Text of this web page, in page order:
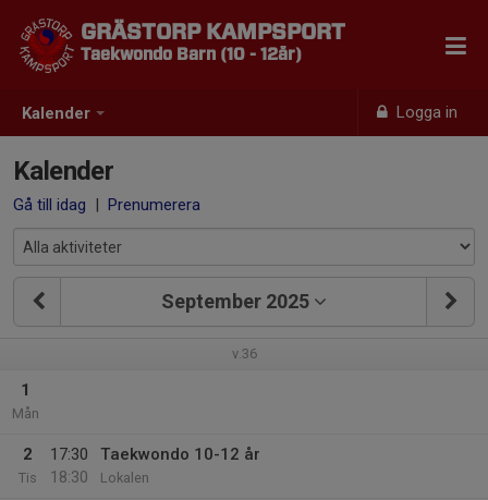
Kalender Logga in
GRÄSTORP KAMPSPORT
Taekwondo Barn (10 - 12år)
Kalender
Gå till idag | Prenumerera
September 2025
v.36
1
Mån
2
Tis
17:30
18:30
Taekwondo 10-12 år
Lokalen